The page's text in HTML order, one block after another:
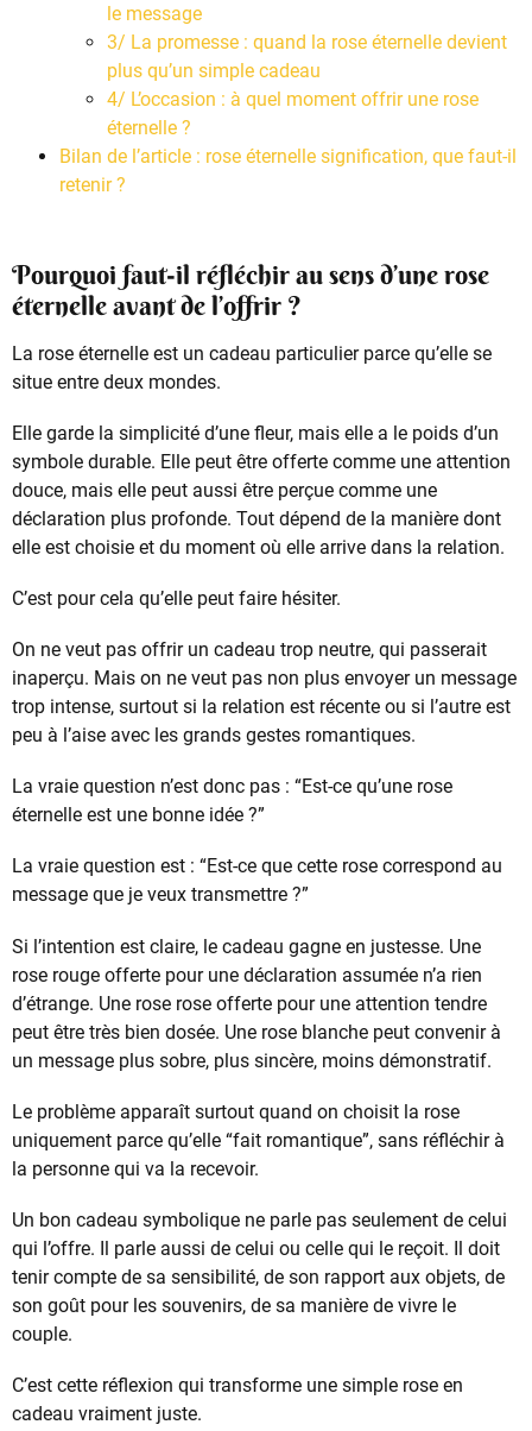
le message
3/ La promesse : quand la rose éternelle devient
plus qu’un simple cadeau
4/ L’occasion : à quel moment offrir une rose
éternelle ?
Bilan de l’article : rose éternelle signification, que faut-il
retenir ?
Pourquoi faut-il réfléchir au sens d’une rose
éternelle avant de l’offrir ?
La rose éternelle est un cadeau particulier parce qu’elle se
situe entre deux mondes.
Elle garde la simplicité d’une fleur, mais elle a le poids d’un
symbole durable. Elle peut être offerte comme une attention
douce, mais elle peut aussi être perçue comme une
déclaration plus profonde. Tout dépend de la manière dont
elle est choisie et du moment où elle arrive dans la relation.
C’est pour cela qu’elle peut faire hésiter.
On ne veut pas offrir un cadeau trop neutre, qui passerait
inaperçu. Mais on ne veut pas non plus envoyer un message
trop intense, surtout si la relation est récente ou si l’autre est
peu à l’aise avec les grands gestes romantiques.
La vraie question n’est donc pas : “Est-ce qu’une rose
éternelle est une bonne idée ?”
La vraie question est : “Est-ce que cette rose correspond au
message que je veux transmettre ?”
Si l’intention est claire, le cadeau gagne en justesse. Une
rose rouge offerte pour une déclaration assumée n’a rien
d’étrange. Une rose rose offerte pour une attention tendre
peut être très bien dosée. Une rose blanche peut convenir à
un message plus sobre, plus sincère, moins démonstratif.
Le problème apparaît surtout quand on choisit la rose
uniquement parce qu’elle “fait romantique”, sans réfléchir à
la personne qui va la recevoir.
Un bon cadeau symbolique ne parle pas seulement de celui
qui l’offre. Il parle aussi de celui ou celle qui le reçoit. Il doit
tenir compte de sa sensibilité, de son rapport aux objets, de
son goût pour les souvenirs, de sa manière de vivre le
couple.
C’est cette réflexion qui transforme une simple rose en
cadeau vraiment juste.